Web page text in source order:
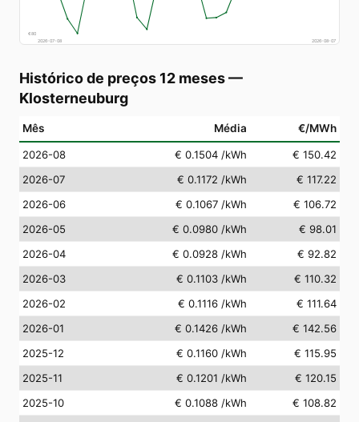
€80
2026-07-08
2026-08-07
Histórico de preços 12 meses—
Klosterneuburg
Mês Média €/MWh
2026-08 € 0.1504 /kWh
€ 150.42
2026-07
€ 0.1172 /kWh
€ 117.22
2026-06
€ 0.1067 /kWh
€ 106.72
2026-05
€ 0.0980 /kWh
€ 98.01
2026-04
€ 0.0928 /kWh
€ 92.82
2026-03
€ 0.1103 /kWh
€ 110.32
2026-02
€ 0.1116 /kWh
€ 111.64
2026-01
€ 0.1426 /kWh
€ 142.56
2025-12
€ 0.1160 /kWh
€ 115.95
2025-11
€ 0.1201 /kWh
€ 120.15
2025-10
€ 0.1088 /kWh
€ 108.82